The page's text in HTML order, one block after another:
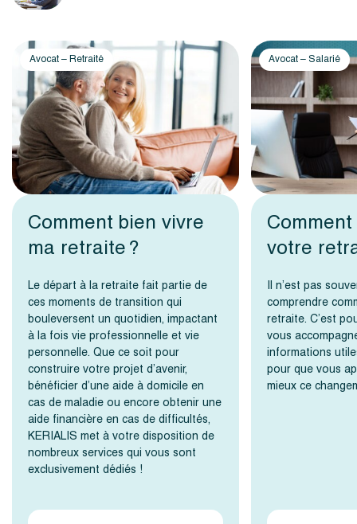
Avocat – Retraité
Comment bien vivre
ma retraite ?
Le départ à la retraite fait partie de
ces moments de transition qui
bouleversent un quotidien, impactant
à la fois vie professionnelle et vie
personnelle. Que ce soit pour
construire votre projet d’avenir,
bénéficier d’une aide à domicile en
cas de maladie ou encore obtenir une
aide financière en cas de difficultés,
KERIALIS met à votre disposition de
nombreux services qui vous sont
exclusivement dédiés !
Avocat – Salarié
votre
Il n’est pas
comprendre
retraite. C’est
vous
informations
pour que vous
mieux ce